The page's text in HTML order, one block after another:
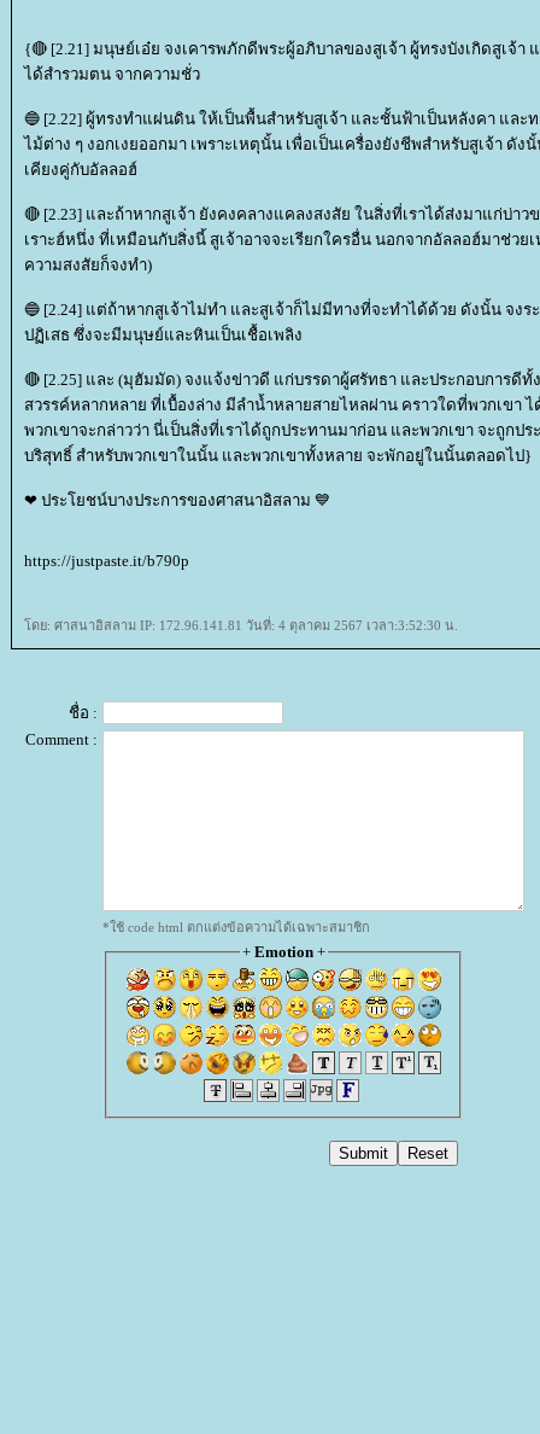
{🔴 [2.21] มนุษย์เอ๋ย จงเคารพภักดีพระผู้อภิบาลของสูเจ้า ผู้ทรงบังเกิดสูเจ้า
ได้สำรวมตน จากความชั่ว
🔵 [2.22] ผู้ทรงทำแผ่นดิน ให้เป็นพื้นสำหรับสูเจ้า และชั้นฟ้าเป็นหลังคา และ
ไม้ต่าง ๆ งอกเงยออกมา เพราะเหตุนั้น เพื่อเป็นเครื่องยังชีพสำหรับสูเจ้า ดัง
เคียงคู่กับอัลลอฮ์
🔴 [2.23] และถ้าหากสูเจ้า ยังคงคลางแคลงสงสัย ในสิ่งที่เราได้ส่งมาแก่บ่า
เราะฮ์หนึ่ง ที่เหมือนกับสิ่งนี้ สูเจ้าอาจจะเรียกใครอื่น นอกจากอัลลอฮ์มาช่วย
ความสงสัยก็จงทำ)
🔵 [2.24] แต่ถ้าหากสูเจ้าไม่ทำ และสูเจ้าก็ไม่มีทางที่จะทำได้ด้วย ดังนั้น จงร
ปฏิเสธ ซึ่งจะมีมนุษย์และหินเป็นเชื้อเพลิง
🔴 [2.25] และ (มุฮัมมัด) จงแจ้งข่าวดี แก่บรรดาผู้ศรัทธา และประกอบการดีทั้
สวรรค์หลากหลาย ที่เบื้องล่าง มีลำน้ำหลายสายไหลผ่าน คราวใดที่พวกเขา
พวกเขาจะกล่าวว่า นี่เป็นสิ่งที่เราได้ถูกประทานมาก่อน และพวกเขา จะถูกป
บริสุทธิ์ สำหรับพวกเขาในนั้น และพวกเขาทั้งหลาย จะพักอยู่ในนั้นตลอดไป}
❤ ประโยชน์บางประการของศาสนาอิสลาม 💙
https://justpaste.it/b790p
ดย: ศาสนาอิสลาม IP: 172.96.141.81 วันที่: 4 ตุลาคม 2567 เวลา:3:52:30 น.
ชื่อ :
Comment :
*ใช้ code html ตกแต่งข้อความได้เฉพาะสมาชิก
+ Emotion+